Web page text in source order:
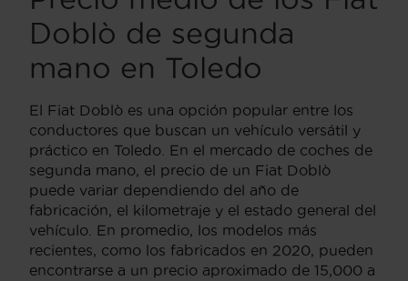
Doblò de segunda
mano en Toledo
El Fiat Doblò es una opción popular entre los
conductores que buscan un vehículo versátil y
práctico en Toledo. En el mercado de coches de
segunda mano, el precio de un Fiat Doblò
puede variar dependiendo del año de
fabricación, el kilometraje y el estado general del
vehículo. En promedio, los modelos más
recientes, como los fabricados en 2020, pueden
encontrarse a un precio aproximado de 15,000 a